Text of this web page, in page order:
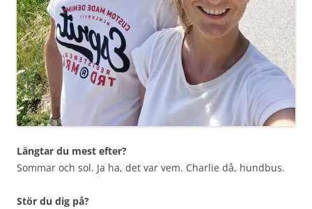
Längtar du mest efter?
Sommar och sol. Ja ha, det var vem. Charlie då, hundbus.
Stör du dig på?